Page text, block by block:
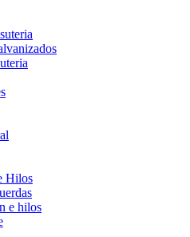
Hilos
e hilos